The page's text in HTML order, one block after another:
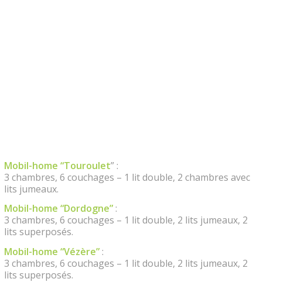
Mobil-home “Touroulet” :
3 chambres, 6 couchages – 1 lit double, 2 chambres avec
lits jumeaux.
Mobil-home “Dordogne” :
3 chambres, 6 couchages – 1 lit double, 2 lits jumeaux, 2
lits superposés.
Mobil-home “Vézère” :
3 chambres, 6 couchages – 1 lit double, 2 lits jumeaux, 2
lits superposés.